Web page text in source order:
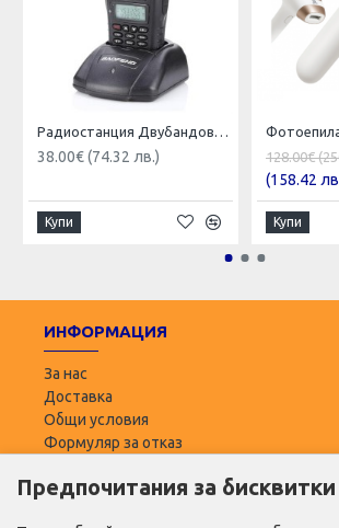
Радиостанция Двубандова BAOFENG Uv-b5
38.00€ (74.32 лв.)
Купи
128.00€
(158.42
Купи
ИНФОРМАЦИЯ
За нас
Доставка
Общи условия
Формуляр за отказ
ПОТРЕБИТЕЛ
Предпочитания за бисквитки